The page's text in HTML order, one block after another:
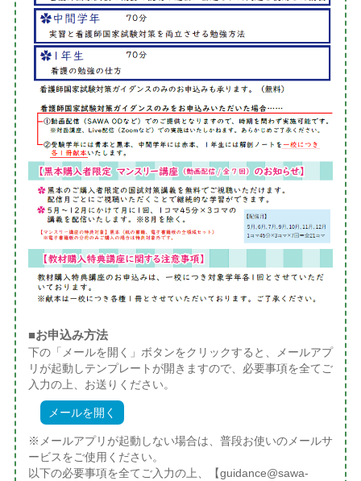
■お申込み方法
下の「メールを開く」ボタンをクリックすると、メールアプ
リが起動しテンプレートが開きますので、必要事項を全てご
入力の上、お送りください。
メールを開く
※メールアプリが起動しない場合は、普段お使いのメールサ
ービスをご使用ください。
以下の必要事項を全てご入力の上、【guidance@sawa-